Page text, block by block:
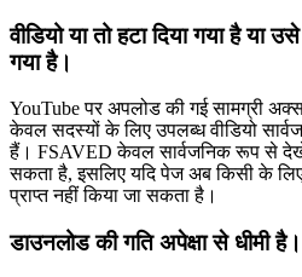
वीडियो या तो हटा दिया गया है या
गया है।
YouTube पर अपलोड की गई सामग्री
केवल सदस्यों के लिए उपलब्ध वीडियो
हैं। FSAVED केवल सार्वजनिक रूप से
सकता है, इसलिए यदि पेज अब किसी के
प्राप्त नहीं किया जा सकता है।
डाउनलोड की गति अपेक्षा से धीमी है।